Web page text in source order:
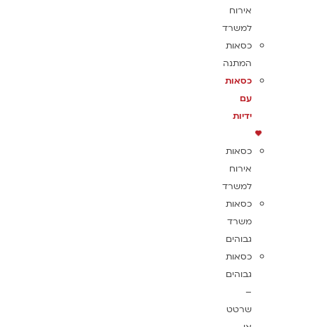
אירוח
למשרד
כסאות
המתנה
כסאות
עם
ידיות
כסאות
אירוח
למשרד
כסאות
משרד
גבוהים
כסאות
גבוהים
–
שרטט